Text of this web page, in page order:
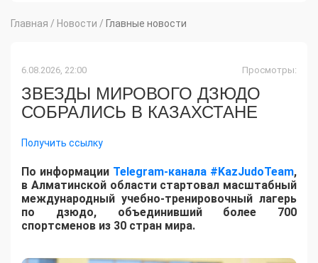
Главная / Новости / Главные новости
6.08.2026, 22:00 Просмотры:
ЗВЕЗДЫ МИРОВОГО ДЗЮДО
СОБРАЛИСЬ В КАЗАХСТАНЕ
Получить ссылку
По информации Telegram-канала #KazJudoTeam,
в Алматинской области стартовал масштабный
международный учебно-тренировочный лагерь
по дзюдо, объединивший более 700
спортсменов из 30 стран мира.